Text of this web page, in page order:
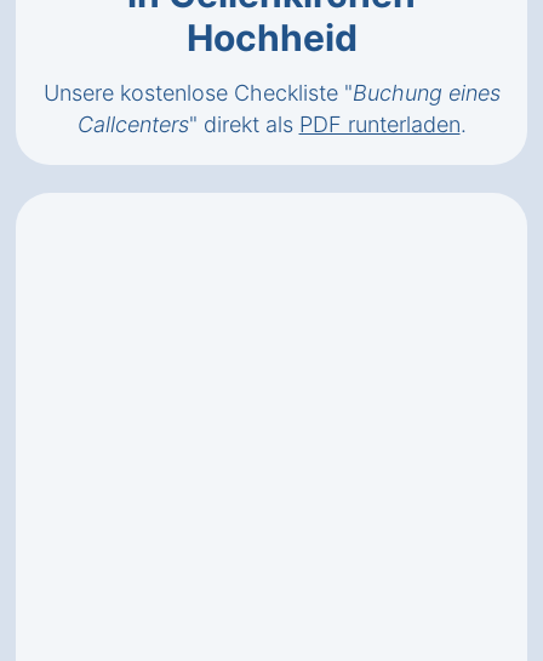
Hochheid
Unsere kostenlose Checkliste "Buchung eines
Callcenters" direkt als PDF runterladen.